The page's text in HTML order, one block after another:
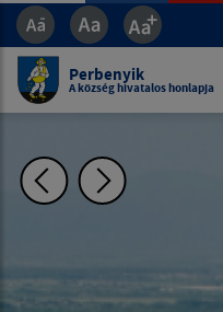
Perbenyik
A község hivatalos honlapja